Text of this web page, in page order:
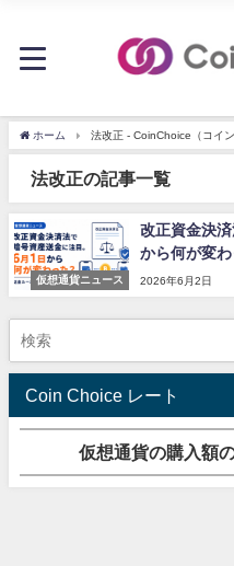
ホーム 法改正 - CoinChoice（コイン
法改正の記事一覧
仮想通貨ニュース
改正資金決
から何が変わ
2026年6月2日
Coin Choice レート
仮想通貨の購入額